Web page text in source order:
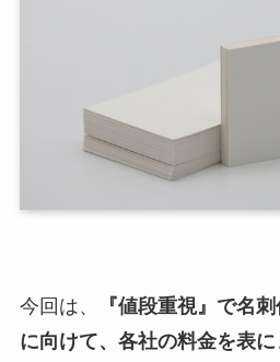
今回は、
『値段重視』で名
に向けて、各社の料金を表に